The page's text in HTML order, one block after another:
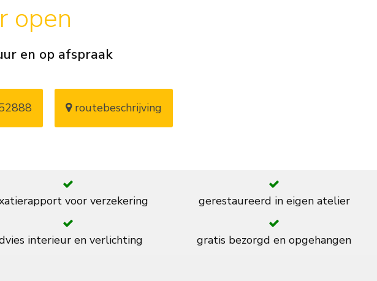
open
en op afspraak
routebeschrijving
voor verzekering gerestaureerd in eigen atelier
interieur en verlichting gratis bezorgd en opgehangen